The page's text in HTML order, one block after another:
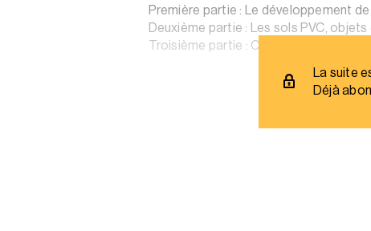
Première partie : Le développement
Deuxième partie : Les sols PVC,
Troisième partie : Comment gérer les
La suite
Déjà